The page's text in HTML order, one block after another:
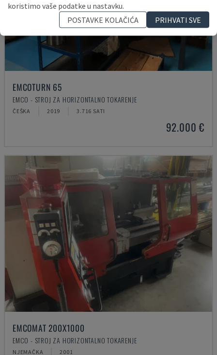
EMCOTURN 65
EMCO - STROJ ZA HORIZONTALNO TOKARENJE
ČEŠKA 2019 3.716 SATI
92.000 €
EMCOMAT 200X1000
EMCO - STROJ ZA HORIZONTALNO TOKARENJE
NJEMAČKA 2001
koristimo vaše podatke u nastavku.
POSTAVKE KOLAČIĆA
PRIHVATI SVE